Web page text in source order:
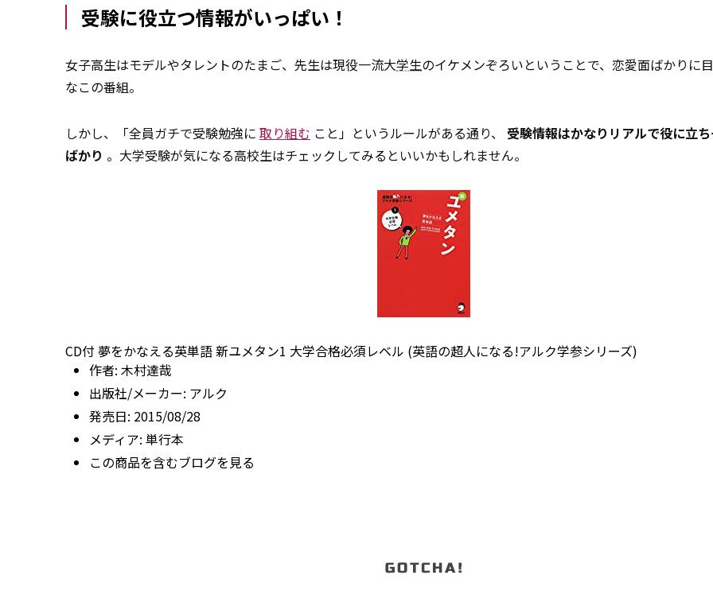
受験に役立つ情報がいっぱい！
女子高生はモデルやタレントのたまご、先生は現役一流大学生のイケメンぞろいということで、恋愛面ばかりに
なこの番組。
しかし、「全員ガチで受験勉強に 取り組む こと」というルールがある通り、 受験情報はかなりリアルで役に立
ばかり 。大学受験が気になる高校生はチェックしてみるといいかもしれません。
CD付 夢をかなえる英単語 新ユメタン1 大学合格必須レベル (英語の超人になる!アルク学参シリーズ)
作者: 木村達哉
出版社/メーカー: アルク
発売日: 2015/08/28
メディア: 単行本
この商品を含むブログを見る